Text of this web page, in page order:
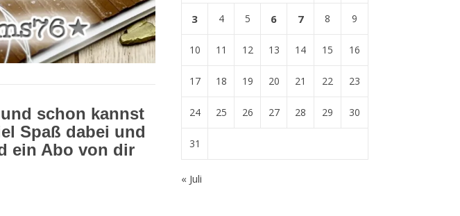
schon kannst
Spaß dabei und
ein Abo von dir
3 4 5 6 7 8 9
10 11 12 13 14 15 16
17 18 19 20 21 22 23
24 25 26 27 28 29 30
31
« Juli